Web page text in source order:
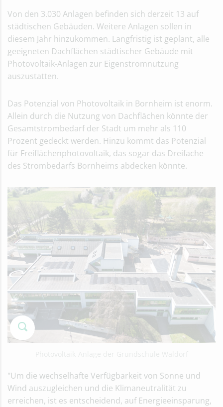
Von den 3.030 Anlagen befinden sich derzeit 13 auf
städtischen Gebäuden. Weitere Anlagen sollen in
diesem Jahr hinzukommen. Langfristig ist geplant, alle
geeigneten Dachflächen städtischer Gebäude mit
Photovoltaik-Anlagen zur Eigenstromnutzung
auszustatten.
Das Potenzial von Photovoltaik in Bornheim ist enorm.
Allein durch die Nutzung von Dachflächen könnte der
Gesamtstrombedarf der Stadt um mehr als 110
Prozent gedeckt werden. Hinzu kommt das Potenzial
für Freiflächenphotovoltaik, das sogar das Dreifache
des Strombedarfs Bornheims abdecken könnte.
"Um die wechselhafte Verfügbarkeit von Sonne und
Wind auszugleichen und die Klimaneutralität zu
erreichen, ist es entscheidend, auf Energieeinsparung,